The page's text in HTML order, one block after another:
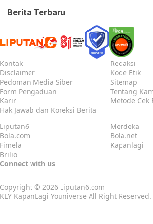
Berita Terbaru
Kontak
Redaksi
Disclaimer
Kode Etik
Pedoman Media Siber
Sitemap
Form Pengaduan
Tentang
Karir
Metode Cek
Hak Jawab dan Koreksi Berita
Liputan6
Merdeka
Bola.com
Bola.net
Fimela
Kapanlagi
Brilio
Connect with us
Copyright © 2026 Liputan6.com
KLY KapanLagi Youniverse All Right Reserved.